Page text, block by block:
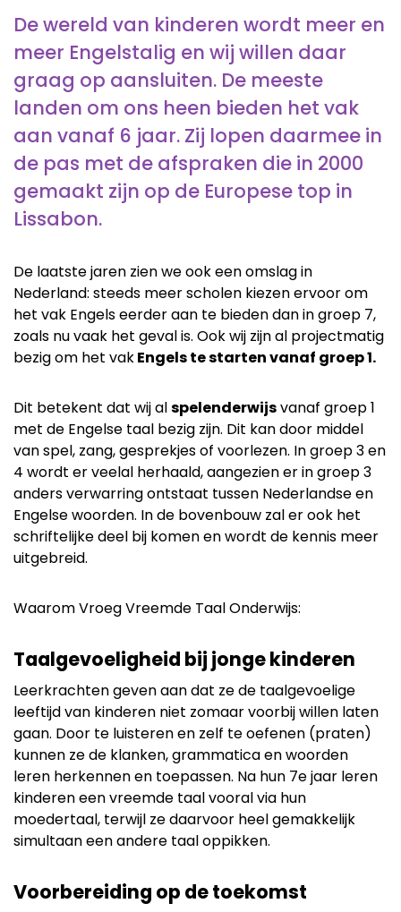
De wereld van kinderen wordt meer en
meer Engelstalig en wij willen daar
graag op aansluiten. De meeste
landen om ons heen bieden het vak
aan vanaf 6 jaar. Zij lopen daarmee in
de pas met de afspraken die in 2000
gemaakt zijn op de Europese top in
Lissabon.
De laatste jaren zien we ook een omslag in
Nederland: steeds meer scholen kiezen ervoor om
het vak Engels eerder aan te bieden dan in groep 7,
zoals nu vaak het geval is. Ook wij zijn al projectmatig
bezig om het vakEngels te starten vanaf groep 1.
Dit betekent dat wij alspelenderwijsvanaf groep 1
met de Engelse taal bezig zijn. Dit kan door middel
van spel, zang, gesprekjes of voorlezen. In groep 3 en
4 wordt er veelal herhaald, aangezien er in groep 3
anders verwarring ontstaat tussen Nederlandse en
Engelse woorden. In de bovenbouw zal er ook het
schriftelijke deel bij komen en wordt de kennis meer
uitgebreid.
Waarom Vroeg Vreemde Taal Onderwijs:
Taalgevoeligheid bij jonge kinderen
Leerkrachten geven aan dat ze de taalgevoelige
leeftijd van kinderen niet zomaar voorbij willen laten
gaan. Door te luisteren en zelf te oefenen (praten)
kunnen ze de klanken, grammatica en woorden
leren herkennen en toepassen. Na hun 7e jaar leren
kinderen een vreemde taal vooral via hun
moedertaal, terwijl ze daarvoor heel gemakkelijk
simultaan een andere taal oppikken.
Voorbereiding op de toekomst